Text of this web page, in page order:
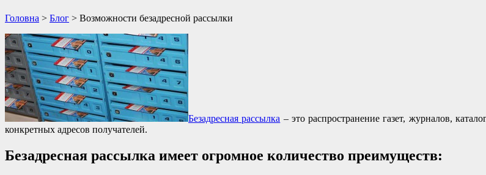
Головна > Блог > Возможности безадресной рассылки
Безадресная рассылка – это распространение газет, журналов,
конкретных адресов получателей.
Безадресная рассылка имеет огромное количество преимуществ: